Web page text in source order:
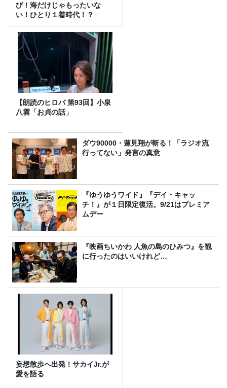
び！海だけじゃもったいな
い！ひとり１着時代！？
【朗読のヒロバ 第93回】小泉
八雲「お貞の話」
ダウ90000・蓮見翔が斬る！「ラジオ流
行ってない」発言の真意
『ゆうゆうワイド』『デイ・キャッ
チ！』が１日限定復活。9/21はプレミア
ムデー
『映画ちいかわ 人魚の島のひみつ』を観
に行ったのはいいけれど…
妄想散歩へ出発！サカイJr.が
愛を語る